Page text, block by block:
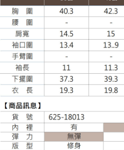
付款後7-11取貨
每筆NT$100，滿NT$988(含以上)免運
大嘴鳥宅配通
每筆NT$100，滿NT$988(含以上)免運
貨到付款
每筆NT$120